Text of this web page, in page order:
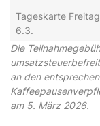
Ta­ges­kar­te
6.3.
Die
an den
am 5. März 2026.